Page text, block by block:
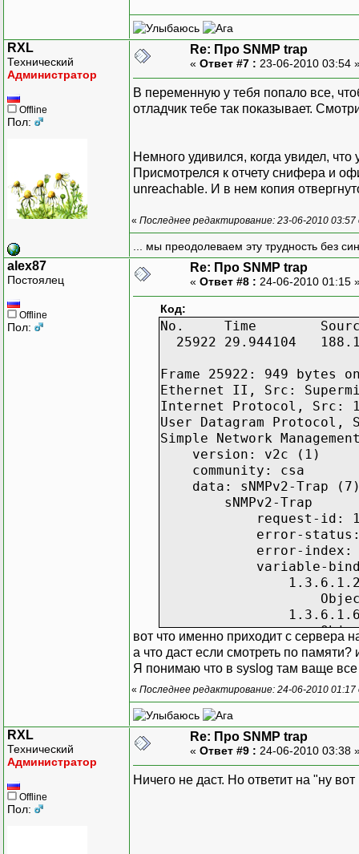
IP Options: None
ICMP
Type: 0x03 (3) -
Code: 0x0A (10)
Checksum:
Original packet
UDP
SNMPv2
RXL
Технический
Администратор
Offline
Пол:
Re: Про SNMP trap
« Ответ #7 : 23-06-2010 03:54
В переменную у тебя попало все,
отладчик тебе так показывает.
Немного удивился, когда увидел,
Присмотрелся к отчету снифера и
unreachable. И в нем копия
« Последнее редактирование: 23-06-2010
... мы преодолеваем эту трудность без
alex87
Постоялец
Offline
Пол:
Re: Про SNMP trap
« Ответ #8 : 24-06-2010 01:15
Код:
No. Time
25922 29.944104
Frame 25922: 949
Ethernet II, Src:
Internet Protocol, Src:
User Datagram Protocol,
Simple Network
version: v2c (1)
community: csa
data: sNMPv2-Trap
sNMPv2-Trap
request-id:
error-status:
error-index:
variable-
Object Name:
Object Name:
Object Name:
Value
Object Name:
Value
Object Name:
Object Name:
вот что именно приходит с сервера
а что даст если смотреть по памяти?
Я понимаю что в syslog там ваще все
« Последнее редактирование: 24-06-2010
RXL
Технический
Администратор
Offline
Пол:
Re: Про SNMP trap
« Ответ #9 : 24-06-2010 03:38
Ничего не даст. Но ответит на "ну